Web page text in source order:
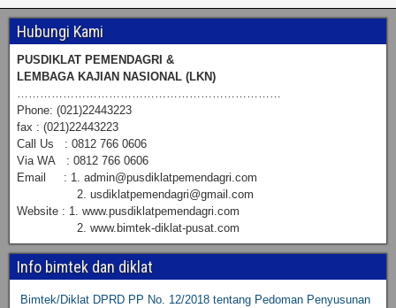
Hubungi Kami
PUSDIKLAT PEMENDAGRI &
LEMBAGA KAJIAN NASIONAL (LKN)
……………………………………………………………
Phone: (021)22443223
fax : (021)22443223
Call Us : 0812 766 0606
Via WA : 0812 766 0606
Email : 1. admin@pusdiklatpemendagri.com
2. usdiklatpemendagri@gmail.com
Website : 1. www.pusdiklatpemendagri.com
2. www.bimtek-diklat-pusat.com
Info bimtek dan diklat
Bimtek/Diklat DPRD PP No. 12/2018 tentang Pedoman Penyusunan